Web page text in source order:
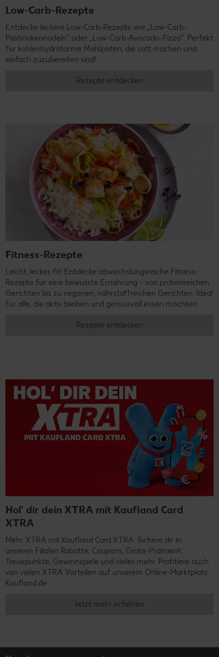
Low-Carb-Rezepte
Entdecke leckere Low-Carb-Rezepte wie „Low-Carb-
Pastinakennudeln" oder „Low-Carb-Avocado-Pizza". Perfekt
für kohlenhydratarme Mahlzeiten, die satt machen und
einfach zuzubereiten sind!
Rezepte entdecken
Fitness-Rezepte
Leicht, lecker, fit! Entdecke abwechslungsreiche Fitness-
Rezepte für eine bewusste Ernährung – von proteinreichen
Gerichten bis zu veganen, nährstoffreichen Gerichten. Ideal
für alle, die aktiv bleiben und genussvoll essen möchten.
Rezepte entdecken
Hol' dir dein XTRA mit Kaufland Card
XTRA
Mehr XTRA mit Kaufland Card XTRA: Sichere dir in
unseren Filialen Rabatte, Coupons, Gratis-Prämienᵖ,
Treuepunkte, Gewinnspiele und vieles mehr. Profitiere auch
von vielen XTRA Vorteilen auf unserem Online-Marktplatz
Kaufland.de
Jetzt mehr erfahren